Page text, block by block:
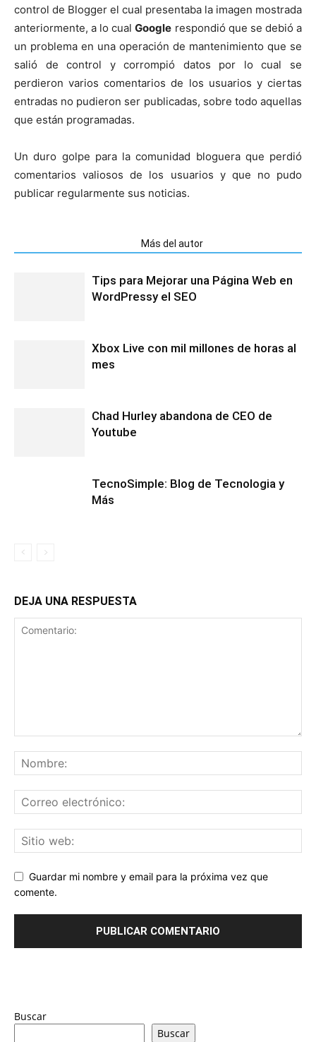
control de Blogger el cual presentaba la imagen mostrada
anteriormente, a lo cualGoogle respondió que se debió a
un problema en una operación de mantenimiento que se
salió de control y corrompió datos por lo cual se
perdieron varios comentarios de los usuarios y ciertas
entradas no pudieron ser publicadas, sobre todo aquellas
que están programadas.
Un duro golpe para la comunidad bloguera que perdió
comentarios valiosos de los usuarios y que no pudo
publicar regularmente sus noticias.
Más del autor
Tips para Mejorar una Página Web en
WordPressy el SEO
Xbox Live con mil millones de horas al
mes
Chad Hurley abandona de CEO de
Youtube
TecnoSimple: Blog de Tecnologia y
Más
DEJA UNA RESPUESTA
Guardar mi nombre y email para la próxima vez que
comente.
Buscar
Buscar